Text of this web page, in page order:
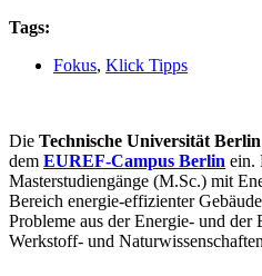
Tags:
Fokus, Klick Tipps
Die Technische Universität Berlin
dem EUREF-Campus Berlin ein.
Masterstudiengänge (M.Sc.) mit
Bereich energie-effizienter
Probleme aus der Energie- und der
Werkstoff- und